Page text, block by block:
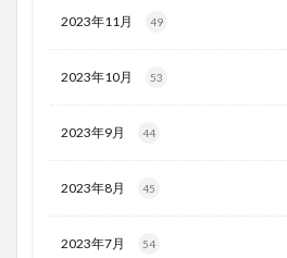
2023年11月 49
2023年10月 53
2023年9月 44
2023年8月 45
2023年7月 54